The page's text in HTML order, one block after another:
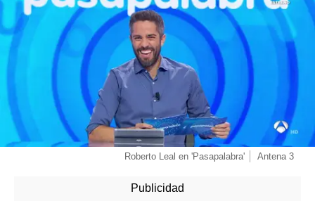
Roberto Leal en 'Pasapalabra' Antena 3